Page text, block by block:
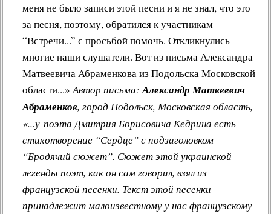
меня не было записи этой песни и я не знал, что это
за песня, поэтому, обратился к участникам
“Встречи...” с просьбой помочь. Откликнулись
многие наши слушатели. Вот из письма Александра
Матвеевича Абраменкова из Подольска Московской
области...»Автор письма:Александр Матвеевич
Абраменков, город Подольск, Московская область,
«...у поэта Дмитрия Борисовича Кедрина есть
стихотворение “Сердце” с подзаголовком
“Бродячий сюжет”. Сюжет этой украинской
легенды поэт, как он сам говорил, взял из
французской песенки. Текст этой песенки
принадлежит малоизвестному у нас французскому